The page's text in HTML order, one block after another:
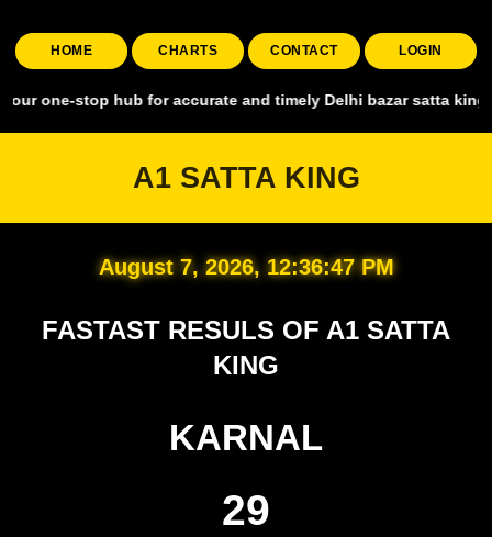
HOME CHARTS CONTACT LOGIN
hub for accurate and timely Delhi bazar satta king,
A1 SATTA KING
August 7, 2026, 12:36:48 PM
FASTAST RESULS OF A1 SATTA
KING
KARNAL
29